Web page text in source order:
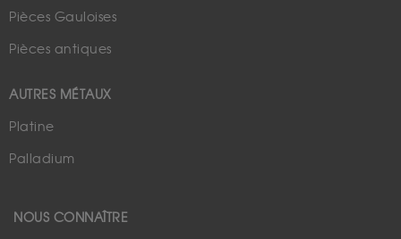
Pièces Gauloises
Pièces antiques
AUTRES MÉTAUX
Platine
Palladium
NOUS CONNAÎTRE